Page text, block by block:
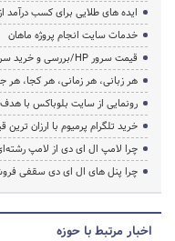
ایده های طلایی برای کسب درآمد
خدمات سایت انجام پروژه ماهان
قیمت سرور HP/بررسی و خرید سرور اچ پی
هر زبانی، هر زمانی، هر کجا، هر
رونمایی از سایت بلوباکس با
خرید تلگرام پرمیوم با ارزان ترین
چرا لامپ ال ای دی از لامپ
چرا پنل های ال ای دی سقفی
اخبار مرتبط با حوزه